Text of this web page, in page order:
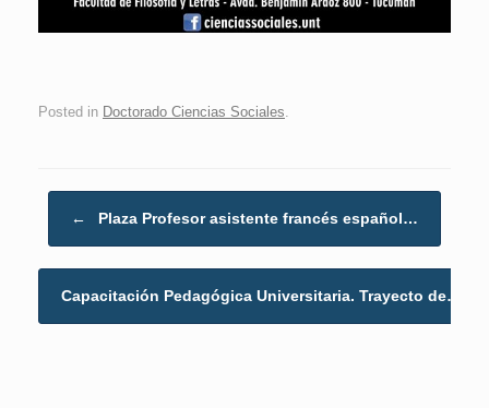
Posted in Doctorado Ciencias Sociales.
← Plaza Profesor asistente francés español…
Capacitación Pedagógica Universitaria. Trayecto de…